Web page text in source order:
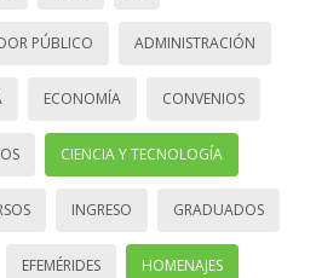
PÚBLICO ADMINISTRACIÓN
ECONOMÍA CONVENIOS
CIENCIA Y TECNOLOGÍA
INGRESO GRADUADOS
EFEMÉRIDES HOMENAJES